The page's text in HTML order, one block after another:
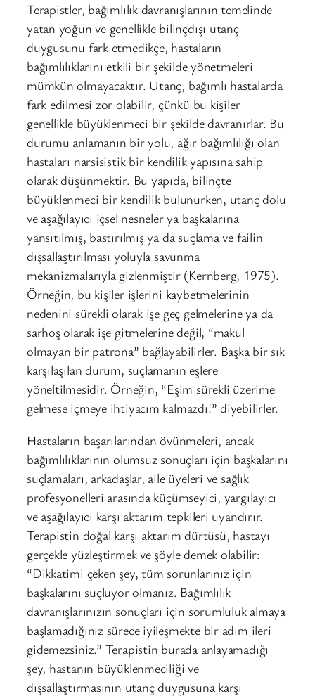
Terapistler, bağımlılık davranışlarının temelinde
yatan yoğun ve genellikle bilinçdışı utanç
duygusunu fark etmedikçe, hastaların
bağımlılıklarını etkili bir şekilde yönetmeleri
mümkün olmayacaktır. Utanç, bağımlı hastalarda
fark edilmesi zor olabilir, çünkü bu kişiler
genellikle büyüklenmeci bir şekilde davranırlar. Bu
durumu anlamanın bir yolu, ağır bağımlılığı olan
hastaları narsisistik bir kendilik yapısına sahip
olarak düşünmektir. Bu yapıda, bilinçte
büyüklenmeci bir kendilik bulunurken, utanç dolu
ve aşağılayıcı içsel nesneler ya başkalarına
yansıtılmış, bastırılmış ya da suçlama ve failin
dışsallaştırılması yoluyla savunma
mekanizmalarıyla gizlenmiştir (Kernberg, 1975).
Örneğin, bu kişiler işlerini kaybetmelerinin
nedenini sürekli olarak işe geç gelmelerine ya da
sarhoş olarak işe gitmelerine değil, “makul
olmayan bir patrona” bağlayabilirler. Başka bir sık
karşılaşılan durum, suçlamanın eşlere
yöneltilmesidir. Örneğin, “Eşim sürekli üzerime
gelmese içmeye ihtiyacım kalmazdı!” diyebilirler.
Hastaların başarılarından övünmeleri, ancak
bağımlılıklarının olumsuz sonuçları için başkalarını
suçlamaları, arkadaşlar, aile üyeleri ve sağlık
profesyonelleri arasında küçümseyici, yargılayıcı
ve aşağılayıcı karşı aktarım tepkileri uyandırır.
Terapistin doğal karşı aktarım dürtüsü, hastayı
gerçekle yüzleştirmek ve şöyle demek olabilir:
“Dikkatimi çeken şey, tüm sorunlarınız için
başkalarını suçluyor olmanız. Bağımlılık
davranışlarınızın sonuçları için sorumluluk almaya
başlamadığınız sürece iyileşmekte bir adım ileri
gidemezsiniz.” Terapistin burada anlayamadığı
şey, hastanın büyüklenmeciliği ve
dışsallaştırmasının utanç duygusuna karşı